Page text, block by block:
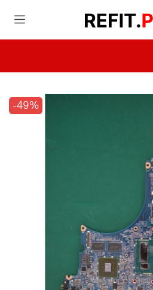
-49%